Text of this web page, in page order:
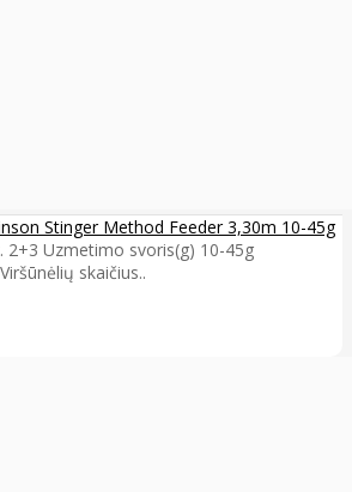
Stinger Method Feeder 3,30m 10-45g
2+3 Uzmetimo svoris(g) 10-45g
skaičius..